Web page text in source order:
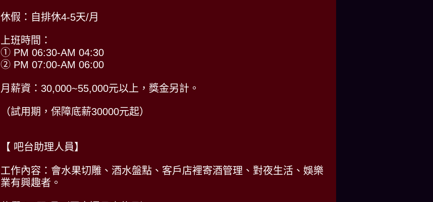
休假：自排休4-5天/月
上班時間：
① PM 06:30-AM 04:30
② PM 07:00-AM 06:00
月薪資：30,000~55,000元以上，獎金另計。
（試用期，保障底薪30000元起）
【 吧台助理人員】
工作內容：會水果切雕、酒水盤點、客戶店裡寄酒管理、對夜生活、娛樂
業有興趣者。